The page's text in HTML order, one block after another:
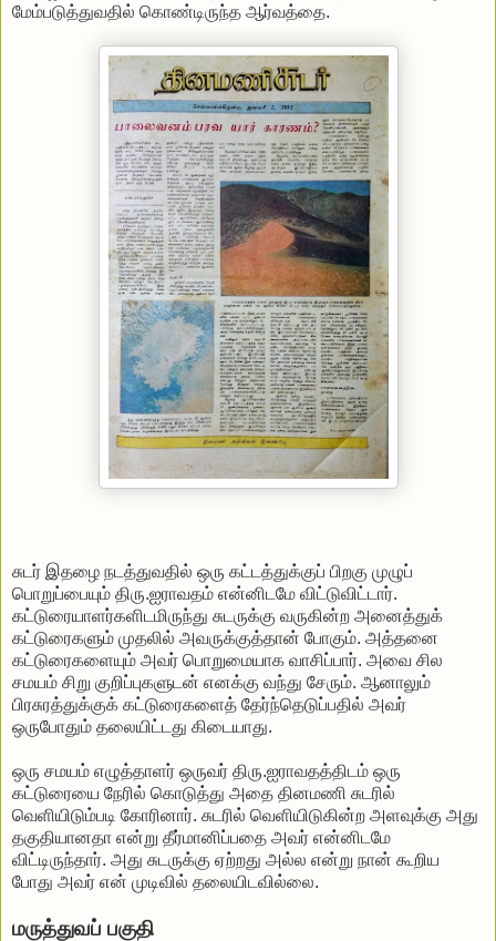
மேம்படுத்துவதில் கொண்டிருந்த ஆர்வத்தை.
சுடர் இதழை நடத்துவதில் ஒரு கட்டத்துக்குப் பிறகு முழுப்
பொறுப்பையும் திரு.ஐராவதம் என்னிடமே விட்டுவிட்டார்.
கட்டுரையாளர்களிடமிருந்து சுடருக்கு வருகின்ற அனைத்துக்
கட்டுரைகளும் முதலில் அவருக்குத்தான் போகும். அத்தனை
கட்டுரைகளையும் அவர் பொறுமையாக வாசிப்பார். அவை சில
சமயம் சிறு குறிப்புகளுடன் எனக்கு வந்து சேரும். ஆனாலும்
பிரசுரத்துக்குக் கட்டுரைகளைத் தேர்ந்தெடுப்பதில் அவர்
ஒருபோதும் தலையிட்டது கிடையாது.
ஒரு சமயம் எழுத்தாளர் ஒருவர் திரு.ஐராவதத்திடம் ஒரு
கட்டுரையை நேரில் கொடுத்து அதை தினமணி சுடரில்
வெளியிடும்படி கோரினார். சுடரில் வெளியிடுகின்ற அளவுக்கு அது
தகுதியானதா என்று தீர்மானிப்பதை அவர் என்னிடமே
விட்டிருந்தார். அது சுடருக்கு ஏற்றது அல்ல என்று நான் கூறிய
போது அவர் என் முடிவில் தலையிடவில்லை.
மருத்துவப் பகுதி